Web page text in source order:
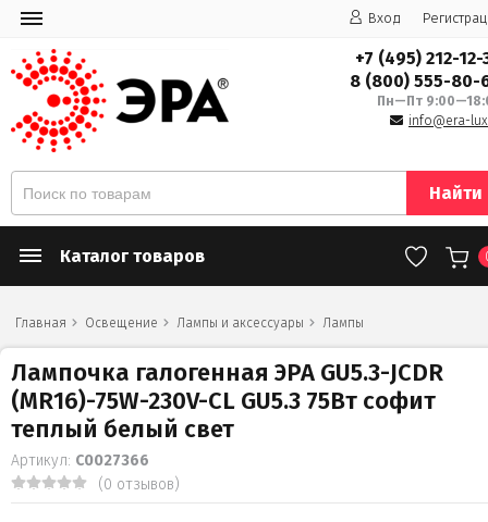
Вход
+7 (495) 212-12-
8 (800) 555-80-
Пн—Пт
info@era-
Найти
Каталог товаров
Главная Освещение Лампы и аксессуары Лампы
Лампочка галогенная ЭРА GU5.3-JCDR
(MR16)-75W-230V-CL GU5.3 75Вт софит
теплый белый свет
Артикул: C0027366
(0 отзывов)